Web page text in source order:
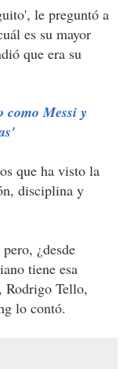
le preguntó a
es su mayor
que era su
como Messi y
que ha visto la
disciplina y
¿desde
tiene esa
Rodrigo Tello,
lo contó.